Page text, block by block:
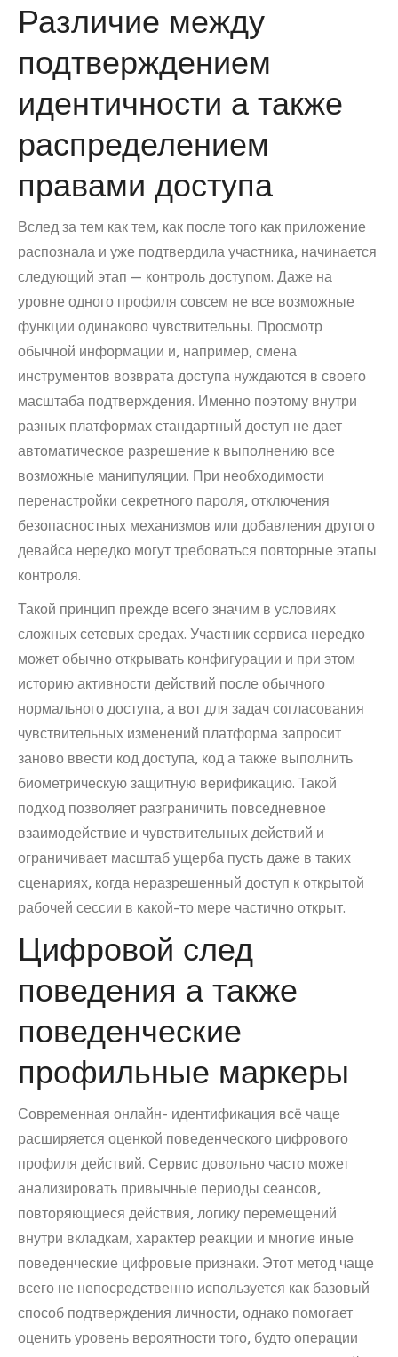
Различие между
подтверждением
идентичности а также
распределением
правами доступа
Вслед за тем как тем, как после того как приложение
распознала и уже подтвердила участника, начинается
следующий этап — контроль доступом. Даже на
уровне одного профиля совсем не все возможные
функции одинаково чувствительны. Просмотр
обычной информации и, например, смена
инструментов возврата доступа нуждаются в своего
масштаба подтверждения. Именно поэтому внутри
разных платформах стандартный доступ не дает
автоматическое разрешение к выполнению все
возможные манипуляции. При необходимости
перенастройки секретного пароля, отключения
безопасностных механизмов или добавления другого
девайса нередко могут требоваться повторные этапы
контроля.
Такой принцип прежде всего значим в условиях
сложных сетевых средах. Участник сервиса нередко
может обычно открывать конфигурации и при этом
историю активности действий после обычного
нормального доступа, а вот для задач согласования
чувствительных изменений платформа запросит
заново ввести код доступа, код а также выполнить
биометрическую защитную верификацию. Такой
подход позволяет разграничить повседневное
взаимодействие и чувствительных действий и
ограничивает масштаб ущерба пусть даже в таких
сценариях, когда неразрешенный доступ к открытой
рабочей сессии в какой-то мере частично открыт.
Цифровой след
поведения а также
поведенческие
профильные маркеры
Современная онлайн- идентификация всё чаще
расширяется оценкой поведенческого цифрового
профиля действий. Сервис довольно часто может
анализировать привычные периоды сеансов,
повторяющиеся действия, логику перемещений
внутри вкладкам, характер реакции и многие иные
поведенческие цифровые признаки. Этот метод чаще
всего не непосредственно используется как базовый
способ подтверждения личности, однако помогает
оценить уровень вероятности того, будто операции